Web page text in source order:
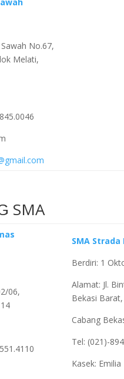
No.67,
Melati,
SMA
06,
SMA
Berdiri: 1
Alamat: Jl.
Bekasi
Cabang
Tel: (021)-
Kasek: Emilia